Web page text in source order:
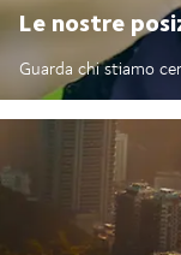
Le nostre
Guarda chi stiamo